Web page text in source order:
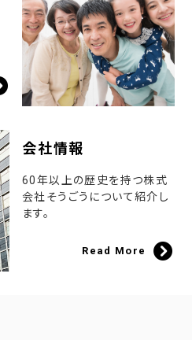
会社情報
60年以上の歴史を持つ株式
会社そうごうについて紹介し
ます。
Read More